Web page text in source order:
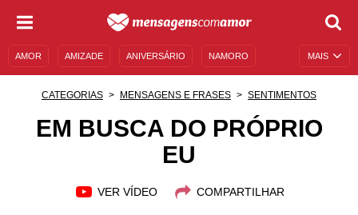
MAIS
AMOR AMIZADE ANIVERSÁRIO NAMORO
DESCULPAS
MENSAGENS DE ANIVERSÁRIO
CATEGORIAS MENSAGENS E FRASES SENTIMENTOS
EM BUSCA DO PRÓPRIO
EU
VER VÍDEO COMPARTILHAR